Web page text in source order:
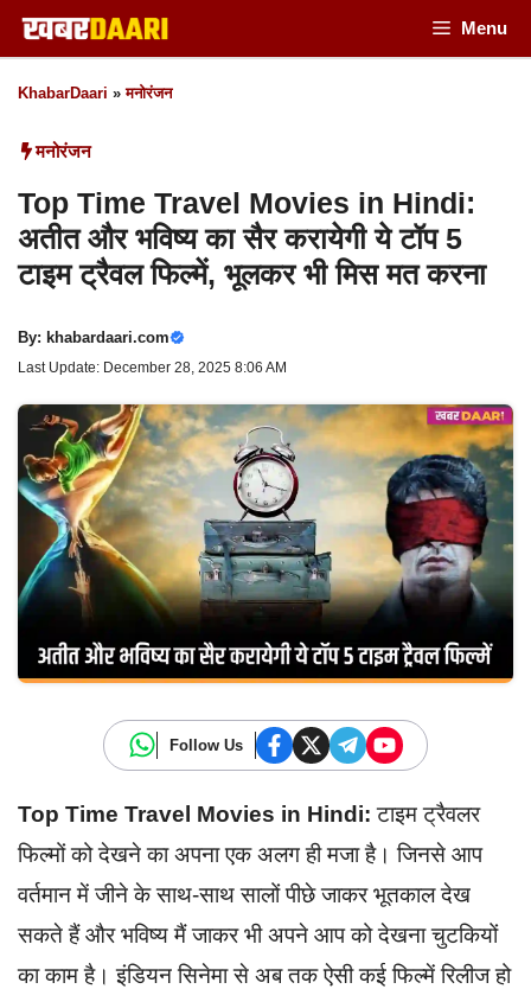
Skip
to
content
Menu
KhabarDaari »मनोरंजन
मनोरंजन
Top Time Travel Movies in Hindi:
अतीत और भविष्य का सैर करायेगी ये टॉप 5
टाइम ट्रैवल फिल्में, भूलकर भी मिस मत करना
By: khabardaari.com
Last Update: December 28, 2025 8:06 AM
Follow Us
Top Time Travel Movies in Hindi: टाइम ट्रैवलर
फिल्मों को देखने का अपना एक अलग ही मजा है। जिनसे आप
वर्तमान में जीने के साथ-साथ सालों पीछे जाकर भूतकाल देख
सकते हैं और भविष्य मैं जाकर भी अपने आप को देखना चुटकियों
का काम है। इंडियन सिनेमा से अब तक ऐसी कई फिल्में रिलीज हो